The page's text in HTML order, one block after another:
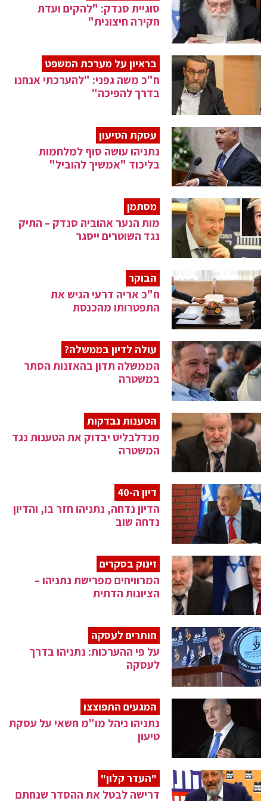
סוגיית סנדק: "להקים ועדת
חקירה חיצונית"
בראיון על מערכת המשפט
ח"כ משה גפני: "להערכתי אנחנו
בדרך להפיכה"
עסקת הטיעון
נתניהו עושה סוף למלחמות
בליכוד "אמשיך להוביל"
מסתמן
מות הנער אהוביה סנדק – התיק
נגד השוטרים ייסגר
הבוקר
ח"כ אריה דרעי הגיש את
התפטרותו מהכנסת
עולה לדיון בממשלה?
הממשלה תדון בהאזנות הסתר
במשטרה
הטענות נבדקות
מנדלבליט יבדוק את הטענות נגד
המשטרה
דיון ה-40
הדיון נדחה, נתניהו חזר בו, והדיון
נדחה שוב
זינוק בסקרים
המרוויחים מפרישת נתניהו –
הציונות הדתית
חותרים לעסקה
על פי ההערכות: נתניהו בדרך
לעסקה
המגעים התפוצצו
נתניהו ניהל מו"מ חשאי על עסקת
טיעון
"העדר קלון"
דרישה לבטל את ההסדר שנחתם